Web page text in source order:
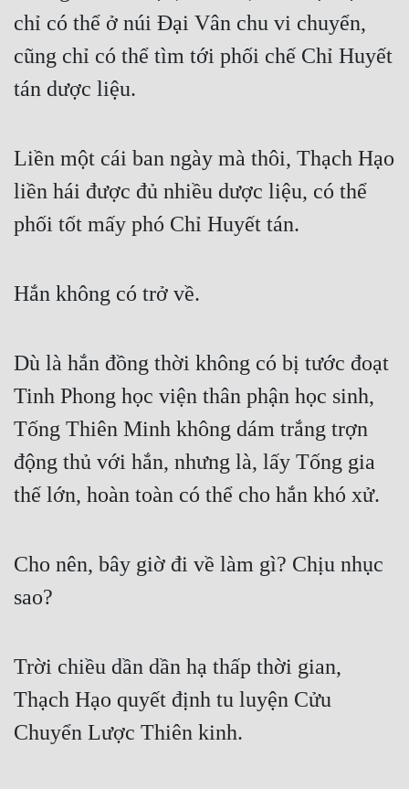
chỉ có thể ở núi Đại Vân chu vi chuyển,
cũng chỉ có thể tìm tới phối chế Chỉ Huyết
tán dược liệu.
Liền một cái ban ngày mà thôi, Thạch Hạo
liền hái được đủ nhiều dược liệu, có thể
phối tốt mấy phó Chỉ Huyết tán.
Hắn không có trở về.
Dù là hắn đồng thời không có bị tước đoạt
Tinh Phong học viện thân phận học sinh,
Tống Thiên Minh không dám trắng trợn
động thủ với hắn, nhưng là, lấy Tống gia
thế lớn, hoàn toàn có thể cho hắn khó xử.
Cho nên, bây giờ đi về làm gì? Chịu nhục
sao?
Trời chiều dần dần hạ thấp thời gian,
Thạch Hạo quyết định tu luyện Cửu
Chuyển Lược Thiên kinh.